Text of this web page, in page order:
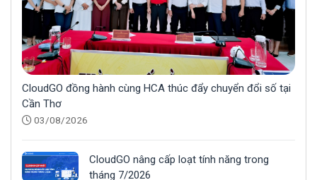
CloudGO đồng hành cùng HCA thúc đẩy chuyển đổi số tại
Cần Thơ
03/08/2026
CloudGO nâng cấp loạt tính năng trong
tháng 7/2026